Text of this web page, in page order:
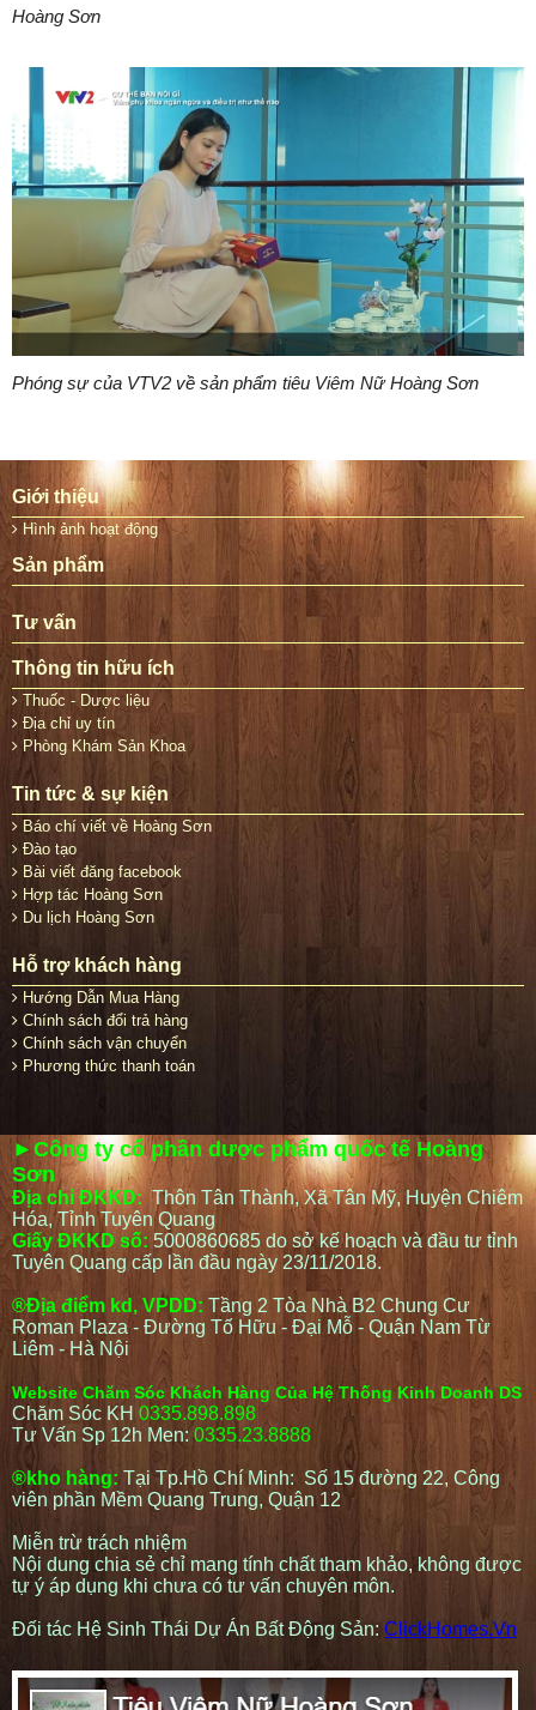
Hoàng Sơn
Phóng sự của VTV2 về sản phẩm tiêu Viêm Nữ Hoàng Sơn
Giới thiệu
Hình ảnh hoạt động
Sản phẩm
Tư vấn
Thông tin hữu ích
Thuốc - Dược liệu
Địa chỉ uy tín
Phòng Khám Sản Khoa
Tin tức & sự kiện
Báo chí viết về Hoàng Sơn
Đào tạo
Bài viết đăng facebook
Hợp tác Hoàng Sơn
Du lịch Hoàng Sơn
Hỗ trợ khách hàng
Hướng Dẫn Mua Hàng
Chính sách đổi trả hàng
Chính sách vận chuyển
Phương thức thanh toán
►Công ty cổ phần dược phẩm quốc tế Hoàng
Sơn
Địa chỉ ĐKKD: Thôn Tân Thành, Xã Tân Mỹ, Huyện Chiêm
Hóa, Tỉnh Tuyên Quang
Giấy ĐKKD số: 5000860685 do sở kế hoạch và đầu tư tỉnh
Tuyên Quang cấp lần đầu ngày 23/11/2018.
®Địa điểm kd, VPDD: Tầng 2 Tòa Nhà B2 Chung Cư
Roman Plaza - Đường Tố Hữu - Đại Mỗ - Quận Nam Từ
Liêm - Hà Nội
Website Chăm Sóc Khách Hàng Của Hệ Thống Kinh Doanh DS
Chăm Sóc KH 0335.898.898
Tư Vấn Sp 12h Men:0335.23.8888
®kho hàng: Tại Tp.Hồ Chí Minh: Số 15 đường 22, Công
viên phần Mềm Quang Trung, Quận 12
Miễn trừ trách nhiệm
Nội dung chia sẻ chỉ mang tính chất tham khảo, không được
tự ý áp dụng khi chưa có tư vấn chuyên môn.
Đối tác Hệ Sinh Thái Dự Án Bất Động Sản: ClickHomes.Vn